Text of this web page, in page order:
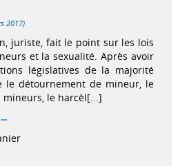
2017)
juriste, fait le point sur les lois
et la sexualité. Après avoir
législatives de la majorité
le détournement de mineur, le
le harcèl[...]